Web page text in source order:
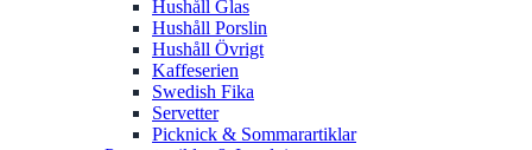
Hushåll Glas
Hushåll Porslin
Hushåll Övrigt
Kaffeserien
Swedish Fika
Servetter
Picknick & Sommarartiklar